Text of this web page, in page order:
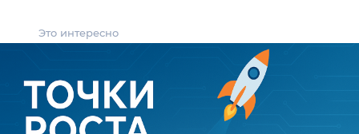
Это интересно